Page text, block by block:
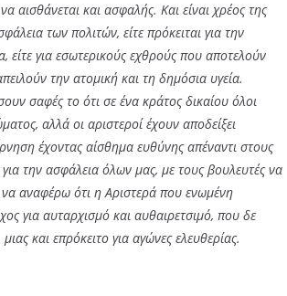
αισθάνεται και ασφαλής. Και είναι χρέος της
των πολιτών, είτε πρόκειται για την
είτε για εσωτερικούς εχθρούς που αποτελούν
την ατομική και τη δημόσια υγεία.
σαφές το ότι σε ένα κράτος δικαίου όλοι
αλλά οι αριστεροί έχουν αποδείξει
έχοντας αίσθημα ευθύνης απέναντι στους
την ασφάλεια όλων μας, με τους βουλευτές να
αναφέρω ότι η Αριστερά που ενωμένη
για αυταρχισμό και αυθαιρετσιμό, που δε
και επρόκειτο για αγώνες ελευθερίας.